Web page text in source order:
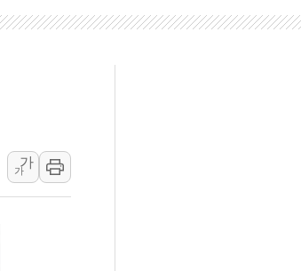
, 정청래에 누적 '1.48%p' 차 선두 유지...金 46.01%
툼 중 어머니 살해 10대 구속…범행 후 반려견도 죽여
경북 경선 결과 발표...김민석 47.37% 정청래 45.71%
대구 경선 결과 발표...정청래 47.82% 김민석 46.35%
원 경선 결과 발표...김민석 50.30% 정청래 41.94%
SKT 장기고객 400명 맞이…"마음 잇는 시간 되길"
영에 9440억 지급 확정되나…재상고 앞두고 막판 셈법
가
가